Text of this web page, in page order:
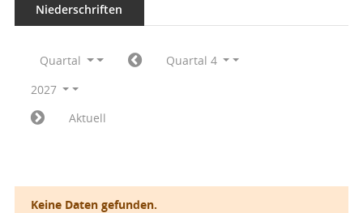
Niederschriften
Quartal
Quartal 4
2027
Aktuell
Keine Daten gefunden.